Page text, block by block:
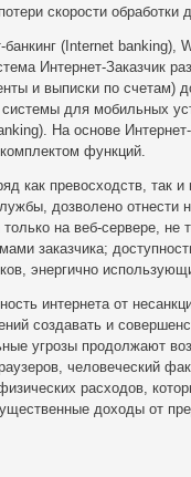
скорости обработки
банкинг (Internet banking),
Интернет-Заказчик
и выписки по счетам)
системы для мобильных
На основе Интернет-
функций.
как превосходств, так и
дозволено отнести
на веб-сервере, не
заказчика;
энергично
интернета от
создавать и
угрозы продолжают
человеческий
расходов,
доходы от